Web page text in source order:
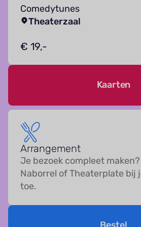
Comedytunes
Theaterzaal
€ 19,-
Kaarten
Arrangement
Je bezoek compleet
Naborrel of Theaterplate bij
toe.